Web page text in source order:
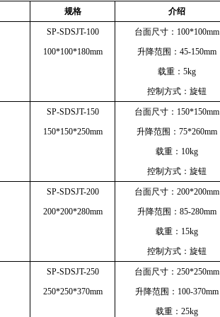
规格 介绍
SP-SDSJT-100
100*100*180mm
台面尺寸：100*100mm
升降范围：45-150mm
载重：5kg
控制方式：旋钮
SP-SDSJT-150
150*150*250mm
台面尺寸：150*150mm
升降范围：75*260mm
载重：10kg
控制方式：旋钮
SP-SDSJT-200
200*200*280mm
台面尺寸：200*200mm
升降范围：85-280mm
载重：15kg
控制方式：旋钮
SP-SDSJT-250
250*250*370mm
台面尺寸：250*250mm
升降范围：100-370mm
载重：25kg